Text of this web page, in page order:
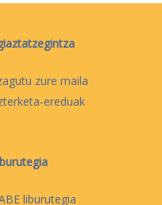
zure maila
ereduak
liburutegia